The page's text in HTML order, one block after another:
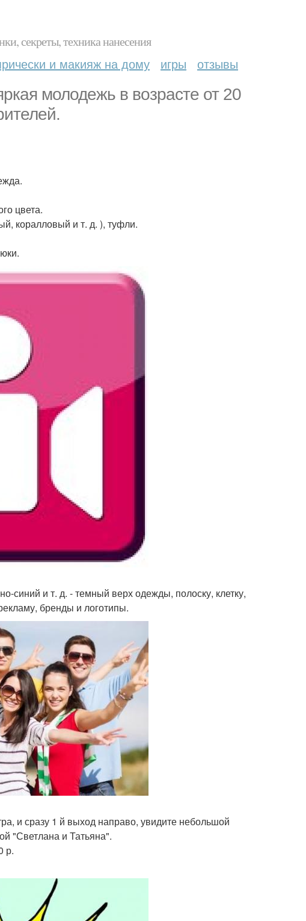
секреты, техника нанесения
и макияж на дому игры отзывы
молодежь в возрасте от 20
цвета.
коралловый и т. д. ), туфли.
и т. д. - темный верх одежды, полоску, клетку,
бренды и логотипы.
и сразу 1 й выход направо, увидите небольшой
"Светлана и Татьяна".
р.